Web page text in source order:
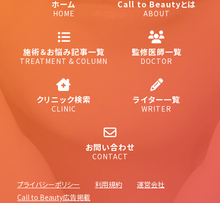
ホーム
HOME
Call to Beautyとは
ABOUT
施術＆お悩み記事一覧
TREATMENT & COLUMN
監修医師一覧
DOCTOR
クリニック検索
CLINIC
ライター一覧
WRITER
お問い合わせ
CONTACT
プライバシーポリシー 利用規約
運営会社
Call to Beauty広告掲載